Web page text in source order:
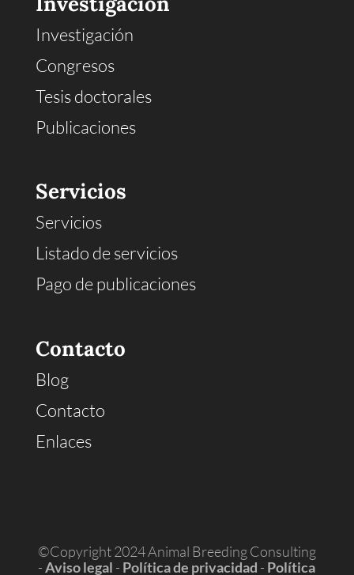
Investigación
Congresos
Tesis doctorales
Publicaciones
Servicios
Servicios
Listado de servicios
Pago de publicaciones
Contacto
Blog
Contacto
Enlaces
©Copyright 2024 Animal Breeding Consulting
-Aviso legal - Política de privacidad - Política